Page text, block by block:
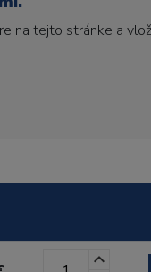
na tejto stránke a